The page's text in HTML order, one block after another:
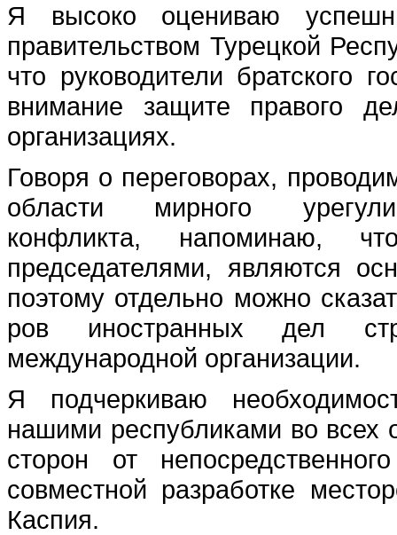
Я высоко оцениваю
правительством Турец­кой
что руководители братского
внимание защите пра­вого
организациях.
Говоря о перего­ворах,
области мирного
конфликта, напоминаю,
председателями, являются
поэтому отдельно можно
ров иностранных дел
международной организации.
Я подчеркиваю
нашими республи­ками во всех
сторон от
совместной разработке
Каспия.